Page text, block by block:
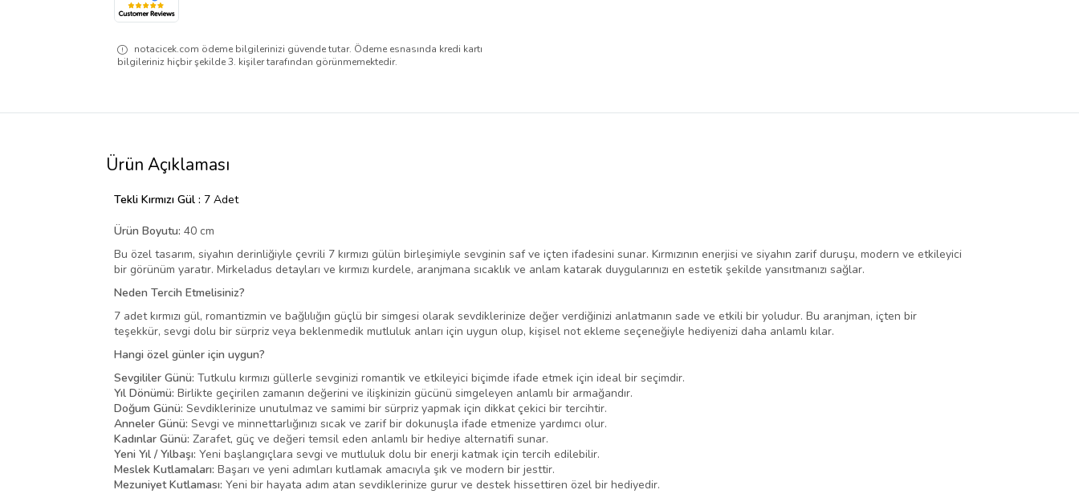
notacicek.com ödeme bilgilerinizi güvende tutar. Ödeme esnasında kredi kartı
bilgileriniz hiçbir şekilde 3. kişiler tarafından görünmemektedir.
Ürün Açıklaması
Tekli Kırmızı Gül : 7 Adet
Ürün Boyutu: 40 cm
Bu özel tasarım, siyahın derinliğiyle çevrili 7 kırmızı gülün birleşimiyle sevginin saf ve içten ifadesini sunar. Kırmızının enerjisi ve siyahın zarif duruşu, modern ve etkileyici
bir görünüm yaratır. Mirkeladus detayları ve kırmızı kurdele, aranjmana sıcaklık ve anlam katarak duygularınızı en estetik şekilde yansıtmanızı sağlar.
Neden Tercih Etmelisiniz?
7 adet kırmızı gül, romantizmin ve bağlılığın güçlü bir simgesi olarak sevdiklerinize değer verdiğinizi anlatmanın sade ve etkili bir yoludur. Bu aranjman, içten bir
teşekkür, sevgi dolu bir sürpriz veya beklenmedik mutluluk anları için uygun olup, kişisel not ekleme seçeneğiyle hediyenizi daha anlamlı kılar.
Hangi özel günler için uygun?
Sevgililer Günü: Tutkulu kırmızı güllerle sevginizi romantik ve etkileyici biçimde ifade etmek için ideal bir seçimdir.
Yıl Dönümü: Birlikte geçirilen zamanın değerini ve ilişkinizin gücünü simgeleyen anlamlı bir armağandır.
Doğum Günü: Sevdiklerinize unutulmaz ve samimi bir sürpriz yapmak için dikkat çekici bir tercihtir.
Anneler Günü: Sevgi ve minnettarlığınızı sıcak ve zarif bir dokunuşla ifade etmenize yardımcı olur.
Kadınlar Günü: Zarafet, güç ve değeri temsil eden anlamlı bir hediye alternatifi sunar.
Yeni Yıl / Yılbaşı: Yeni başlangıçlara sevgi ve mutluluk dolu bir enerji katmak için tercih edilebilir.
Meslek Kutlamaları: Başarı ve yeni adımları kutlamak amacıyla şık ve modern bir jesttir.
Mezuniyet Kutlaması: Yeni bir hayata adım atan sevdiklerinize gurur ve destek hissettiren özel bir hediyedir.